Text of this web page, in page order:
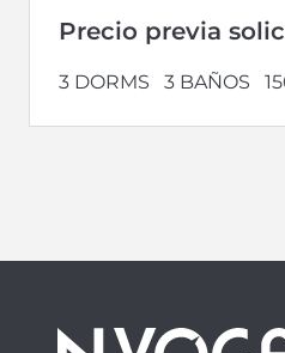
Precio previa
3 DORMS 3 BAÑOS